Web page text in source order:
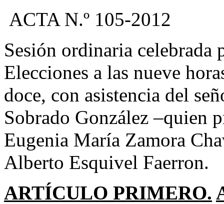
ACTA N.º 105-2012
Sesión ordinaria
Elecciones a las nueve
doce, con asistencia del
Sobrado González –quien
Eugenia María Zamora
Alberto Esquivel Faerron.
ARTÍCULO PRIMERO.